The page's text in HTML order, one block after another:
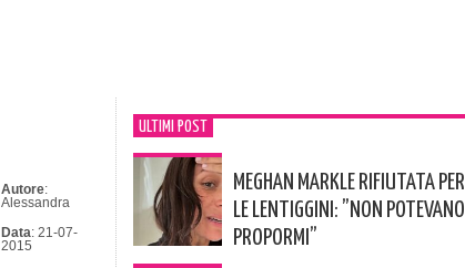
Autore:
Alessandra
Data: 21-07-
2015
ULTIMI POST
MEGHAN MARKLE RIFIUTATA PER
LE LENTIGGINI: ”NON POTEVANO
PROPORMI”